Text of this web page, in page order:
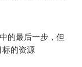
的最后一步，但
的资源